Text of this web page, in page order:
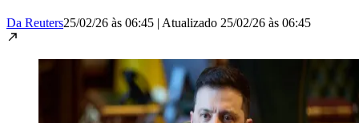
Da Reuters25/02/26 às 06:45 | Atualizado 25/02/26 às 06:45